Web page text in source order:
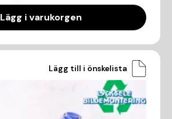
Lägg i varukorgen
Lägg till i önskelista